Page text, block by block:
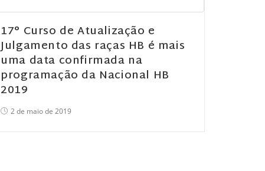
17° Curso de Atualização e
Julgamento das raças HB é mais
uma data confirmada na
programação da Nacional HB
2019
2 de maio de 2019